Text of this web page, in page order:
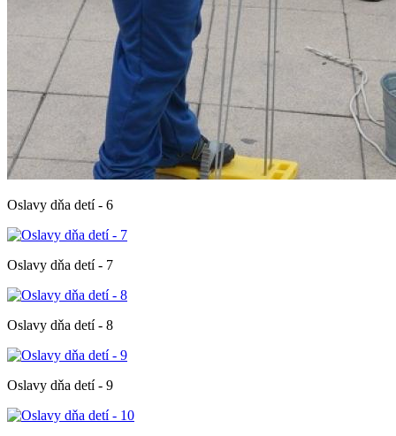
Oslavy dňa detí - 6
Oslavy dňa detí - 7
Oslavy dňa detí - 8
Oslavy dňa detí - 9